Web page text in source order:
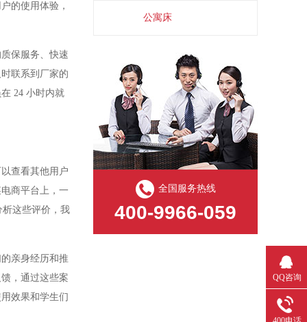
的使用体验，
保服务、快速
联系到厂家的
24 小时内就
查看其他用户
商平台上，一
这些评价，我
亲身经历和推
，通过这些案
效果和学生们
公寓床
全国服务热线
400-9966-059
QQ咨询